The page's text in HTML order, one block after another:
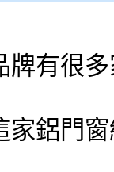
牌有很
家鋁門